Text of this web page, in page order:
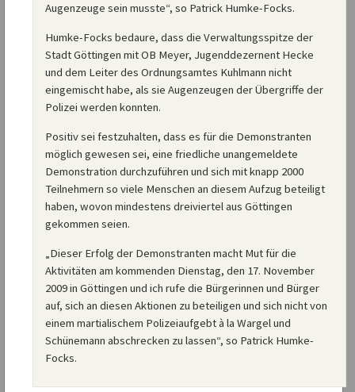
Augenzeuge sein musste“, so Patrick Humke-Focks.
Humke-Focks bedaure, dass die Verwaltungsspitze der
Stadt Göttingen mit OB Meyer, Jugenddezernent Hecke
und dem Leiter des Ordnungsamtes Kuhlmann nicht
eingemischt habe, als sie Augenzeugen der Übergriffe der
Polizei werden konnten.
Positiv sei festzuhalten, dass es für die Demonstranten
möglich gewesen sei, eine friedliche unangemeldete
Demonstration durchzuführen und sich mit knapp 2000
Teilnehmern so viele Menschen an diesem Aufzug beteiligt
haben, wovon mindestens dreiviertel aus Göttingen
gekommen seien.
„Dieser Erfolg der Demonstranten macht Mut für die
Aktivitäten am kommenden Dienstag, den 17. November
2009 in Göttingen und ich rufe die Bürgerinnen und Bürger
auf, sich an diesen Aktionen zu beteiligen und sich nicht von
einem martialischem Polizeiaufgebt à la Wargel und
Schünemann abschrecken zu lassen“, so Patrick Humke-
Focks.